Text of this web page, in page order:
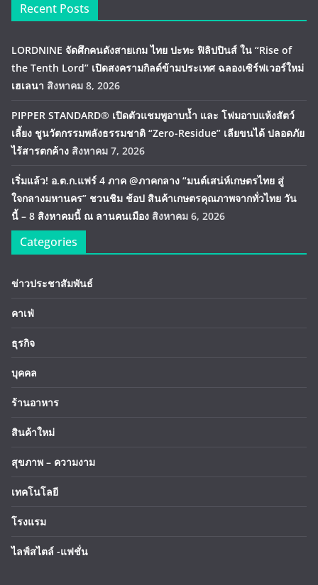
Recent Posts
LORDNINE จัดศึกคนดังสายเกม ไทย ปะทะ ฟิลิปปินส์ ใน “Rise of
the Tenth Lord” เปิดสงครามกิลด์ข้ามประเทศ ฉลองเซิร์ฟเวอร์ใหม่
เฮเลนา สิงหาคม 8, 2026
PIPPER STANDARD® เปิดตัวแชมพูอาบน้ำ และ โฟมอาบแห้งสัตว์
เลี้ยง ชูนวัตกรรมพลังธรรมชาติ “Zero-Residue” เลียขนได้ ปลอดภัย
ไร้สารตกค้าง สิงหาคม 7, 2026
เริ่มแล้ว! อ.ต.ก.แฟร์ 4 ภาค @ภาคกลาง “มนต์เสน่ห์เกษตรไทย สู่
ใจกลางมหานคร” ชวนชิม ช้อป สินค้าเกษตรคุณภาพจากทั่วไทย วัน
นี้ – 8 สิงหาคมนี้ ณ ลานคนเมือง สิงหาคม 6, 2026
Categories
ข่าวประชาสัมพันธ์
คาเฟ่
ธุรกิจ
บุคคล
ร้านอาหาร
สินค้าใหม่
สุขภาพ – ความงาม
เทคโนโลยี
โรงแรม
ไลฟ์สไตล์ -แฟชั่น